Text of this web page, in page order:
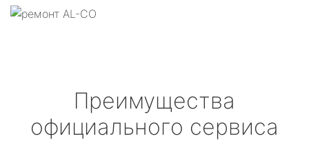
Преимущества
официального сервиса